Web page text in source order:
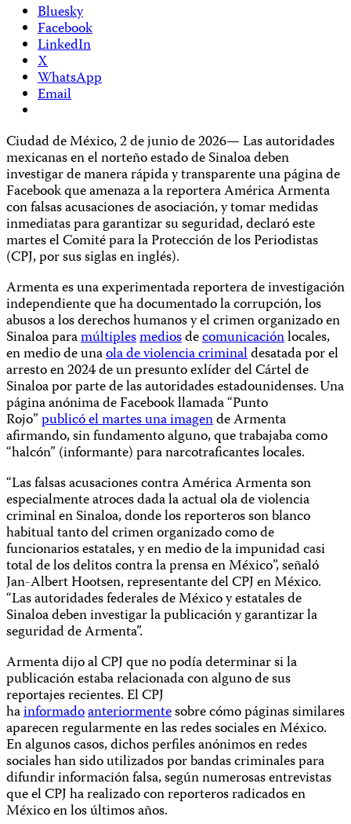
Bluesky
Facebook
LinkedIn
X
WhatsApp
Email
Ciudad de México, 2 de junio de 2026— Las autoridades
mexicanas en el norteño estado de Sinaloa deben
investigar de manera rápida y transparente una página de
Facebook que amenaza a la reportera América Armenta
con falsas acusaciones de asociación, y tomar medidas
inmediatas para garantizar su seguridad, declaró este
martes el Comité para la Protección de los Periodistas
(CPJ, por sus siglas en inglés).
Armenta es una experimentada reportera de investigación
independiente que ha documentado la corrupción, los
abusos a los derechos humanos y el crimen organizado en
Sinaloa paramúltiplesmediosdecomunicaciónlocales,
en medio de unaola de violencia criminaldesatada por el
arresto en 2024 de un presunto exlíder del Cártel de
Sinaloa por parte de las autoridades estadounidenses. Una
página anónima de Facebook llamada “Punto
Rojo”publicó el martes una imagende Armenta
afirmando, sin fundamento alguno, que trabajaba como
“halcón” (informante) para narcotraficantes locales.
“Las falsas acusaciones contra América Armenta son
especialmente atroces dada la actual ola de violencia
criminal en Sinaloa, donde los reporteros son blanco
habitual tanto del crimen organizado como de
funcionarios estatales, y en medio de la impunidad casi
total de los delitos contra la prensa en México”, señaló
Jan-Albert Hootsen, representante del CPJ en México.
“Las autoridades federales de México y estatales de
Sinaloa deben investigar la publicación y garantizar la
seguridad de Armenta”.
Armenta dijo al CPJ que no podía determinar si la
publicación estaba relacionada con alguno de sus
reportajes recientes. El CPJ
hainformadoanteriormentesobre cómo páginas similares
aparecen regularmente en las redes sociales en México.
En algunos casos, dichos perfiles anónimos en redes
sociales han sido utilizados por bandas criminales para
difundir información falsa, según numerosas entrevistas
que el CPJ ha realizado con reporteros radicados en
México en los últimos años.